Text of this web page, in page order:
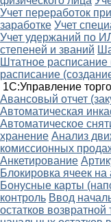
Учет переработок
заработке Учет
Учет удержаний по
степеней и званий
Штатное
расписание
1С:Управление
Авансовый отчет
Автоматическая
Автоматическое
хранение Анализ
комиссионных
Анкетирование
Блокировка ячеек
Бонусные карты
контроль Ввод
остатков